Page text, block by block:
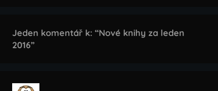
Jeden komentář k: “Nové knihy za leden
2016”